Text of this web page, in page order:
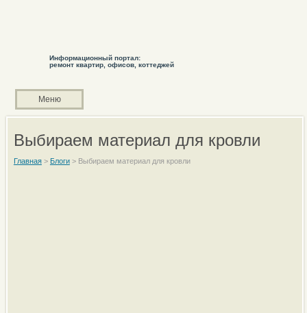
Информационный портал:
ремонт квартир, офисов, коттеджей
Меню
Выбираем материал для кровли
Главная> Блоги> Выбираем материал для кровли